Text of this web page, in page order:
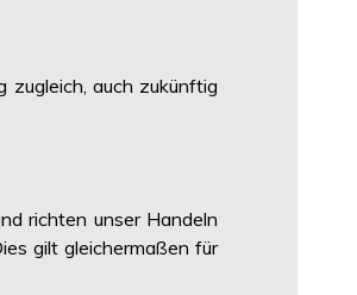
auch zukünftig
richten unser Handeln
gilt gleichermaßen für